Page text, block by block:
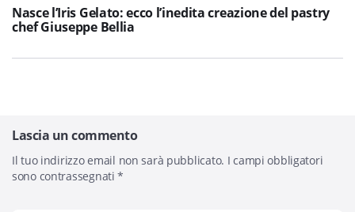
Nasce l’Iris Gelato: ecco l’inedita creazione del pastry
chef Giuseppe Bellia
Lascia un commento
Il tuo indirizzo email non sarà pubblicato. I campi obbligatori
sono contrassegnati*